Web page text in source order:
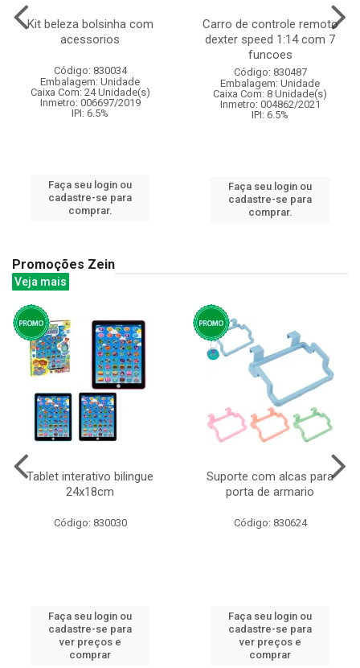
Kit beleza bolsinha com
acessorios
Código: 830034
Embalagem: Unidade
Caixa Com: 24 Unidade(s)
Inmetro: 006697/2019
IPI: 6.5%
Faça seu login ou
cadastre-se para
comprar.
Carro de controle remoto
dexter speed 1:14 com 7
funcoes
Código: 830487
Embalagem: Unidade
Caixa Com: 8 Unidade(s)
Inmetro: 004862/2021
IPI: 6.5%
Faça seu login ou
cadastre-se para
comprar.
Promoções Zein
Veja mais
Tablet interativo bilingue
24x18cm
Código: 830030
Faça seu login ou
cadastre-se para
ver preços e
comprar
Suporte com alcas para
porta de armario
Código: 830624
Faça seu login ou
cadastre-se para
ver preços e
comprar